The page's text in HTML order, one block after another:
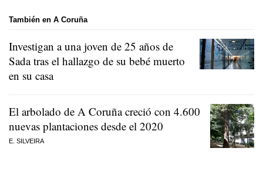
También en A Coruña
Investigan a una joven de 25 años de
Sada tras el hallazgo de su bebé muerto
en su casa
El arbolado de A Coruña creció con 4.600
nuevas plantaciones desde el 2020
E. SILVEIRA